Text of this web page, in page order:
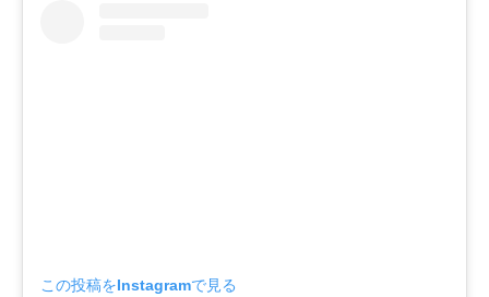
この投稿をInstagramで見る